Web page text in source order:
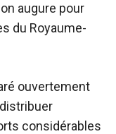
augure pour
du Royaume-
ouvertement
considérables